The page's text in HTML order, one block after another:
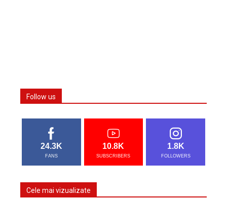
Follow us
24.3K
FANS
10.8K
SUBSCRIBERS
1.8K
FOLLOWERS
Cele mai vizualizate